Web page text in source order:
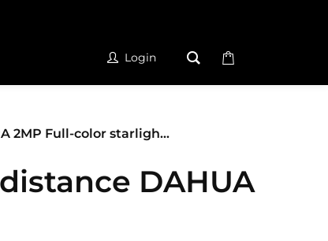
Login
2MP Full-color starligh...
DAHUA